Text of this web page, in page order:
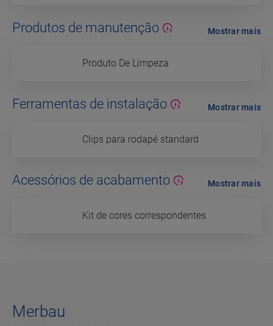
Produtos de manutenção
Produto De Limpeza
Mostrar mais
Ferramentas de instalação
Clips para rodapé standard
Mostrar mais
Acessórios de acabamento
Kit de cores correspondentes
Mostrar mais
Merbau